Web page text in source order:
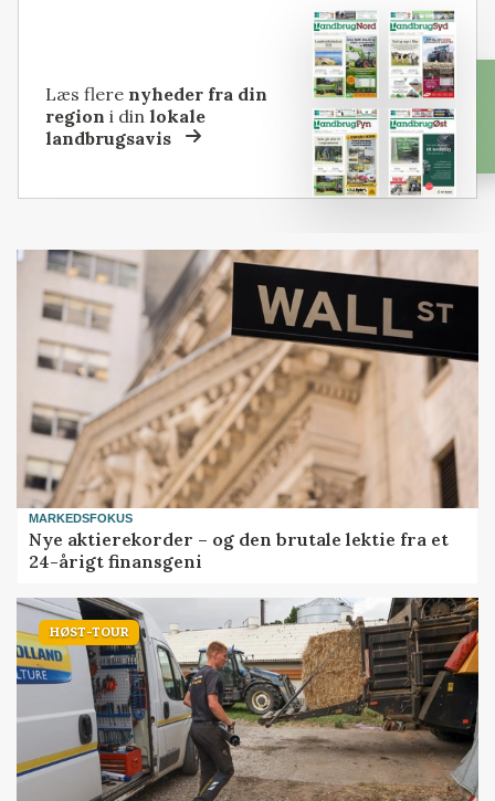
Læs flere nyheder fra din
region i dinlokale
landbrugsavis
MARKEDSFOKUS
Nye aktierekorder – og den brutale lektie fra et
24-årigt finansgeni
HØST-TOUR